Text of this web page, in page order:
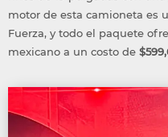
motor de esta camioneta es
Fuerza, y todo el paquete
mexicano a un costo de